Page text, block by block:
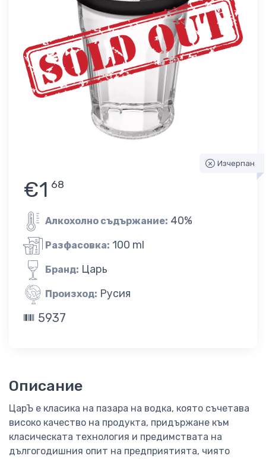
Изчерпан
€1 68
Алкохолно съдържание: 40%
Разфасовка: 100 ml
Бранд: Царь
Произход: Русия
5937
Описание
ЦарЪ е класика на пазара на водка, която съчетава
високо качество на продукта, придържане към
класическата технология и предимствата на
дългогодишния опит на предприятията, чиято